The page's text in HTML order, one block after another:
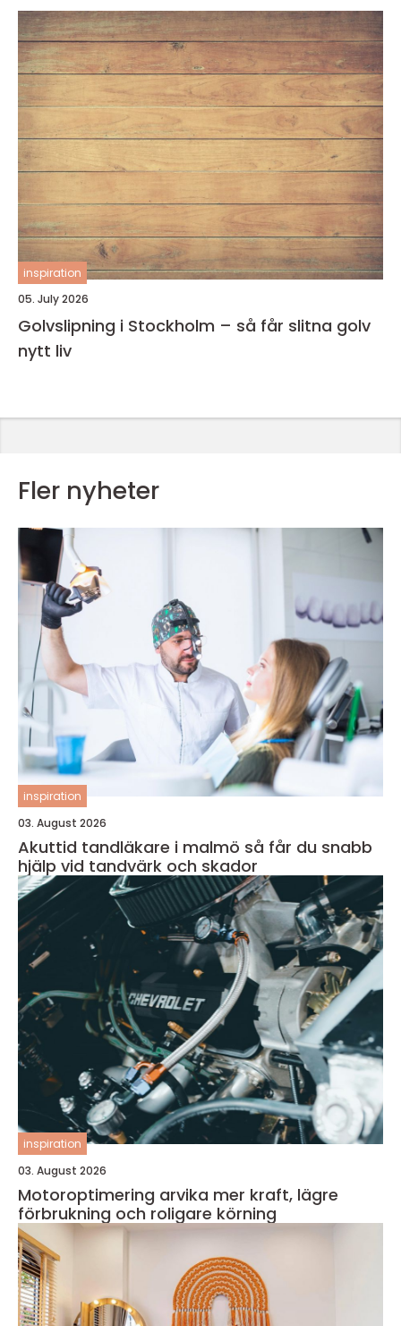
inspiration
05. July 2026
Golvslipning i Stockholm – så får slitna golv
nytt liv
Fler nyheter
inspiration
03. August 2026
Akuttid tandläkare i malmö så får du snabb
hjälp vid tandvärk och skador
inspiration
03. August 2026
Motoroptimering arvika mer kraft, lägre
förbrukning och roligare körning